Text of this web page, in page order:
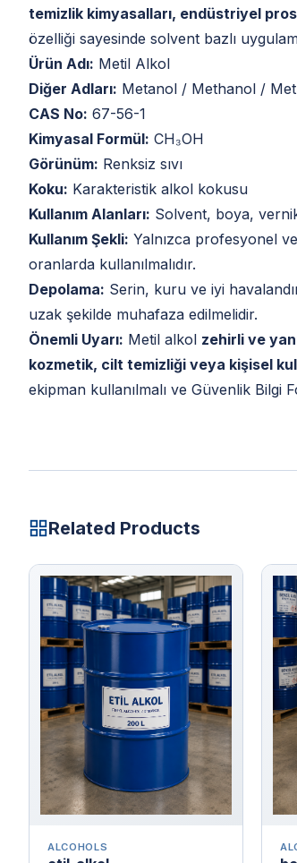
temizlik kimyasalları, endüstriyel
özelliği sayesinde solvent bazlı
Ürün Adı: Metil Alkol
Diğer Adları: Metanol / Methanol /
CAS No: 67-56-1
Kimyasal Formül: CH₃OH
Görünüm: Renksiz sıvı
Koku: Karakteristik alkol kokusu
Kullanım Alanları: Solvent, boya,
Kullanım Şekli: Yalnızca profesyonel
oranlarda kullanılmalıdır.
Depolama: Serin, kuru ve iyi
uzak şekilde muhafaza edilmelidir.
Önemli Uyarı: Metil alkol zehirli ve
kozmetik, cilt temizliği veya kişisel
ekipman kullanılmalı ve Güvenlik Bilgi
Related Products
ALCOHOLS